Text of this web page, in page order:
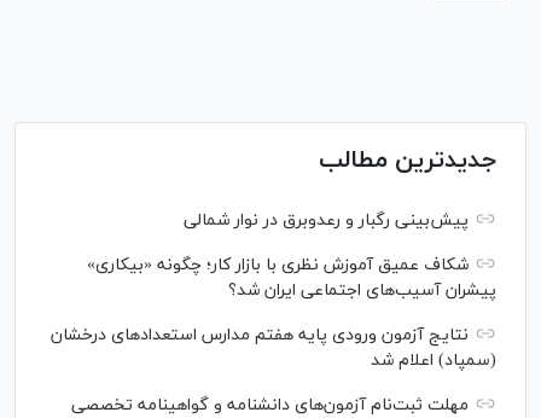
جدیدترین مطالب
پیش‌بینی رگبار و رعدوبرق در نوار شمالی
شکاف عمیق آموزش نظری با بازار کار؛ چگونه «بیکاری»
پیشران آسیب‌های اجتماعی ایران شد؟
نتایج آزمون ورودی پایه هفتم مدارس استعدادهای درخشان
(سمپاد) اعلام شد
مهلت ثبت‌نام آزمون‌های دانشنامه و گواهینامه تخصصی